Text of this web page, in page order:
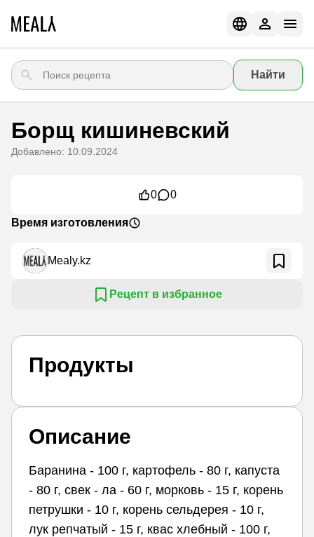
Найти
Борщ кишиневский
Добавлено: 10.09.2024
0 0
Время изготовления
Mealy.kz
Рецепт в избранное
Продукты
Описание
Баранина - 100 г, картофель - 80 г, капуста
- 80 г, свек - ла - 60 г, морковь - 15 г, корень
петрушки - 10 г, корень сельдерея - 10 г,
лук репчатый - 15 г, квас хлебный - 100 г,